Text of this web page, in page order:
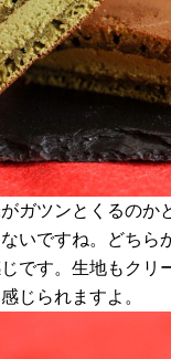
ガツンとくるのか
いですね。どちら
です。生地もクリ
じられますよ。